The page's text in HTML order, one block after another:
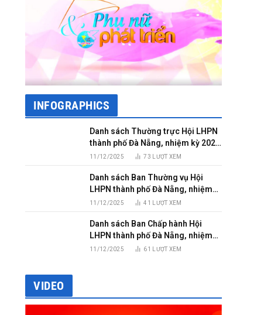
INFOGRAPHICS
Danh sách Thường trực Hội LHPN
thành phố Đà Nẵng, nhiệm kỳ 2025
– 2030
11/12/2025 73 LƯỢT XEM
Danh sách Ban Thường vụ Hội
LHPN thành phố Đà Nẵng, nhiệm
kỳ 2025 – 2030
11/12/2025 41 LƯỢT XEM
Danh sách Ban Chấp hành Hội
LHPN thành phố Đà Nẵng, nhiệm
kỳ 2025 – 2030
11/12/2025 61 LƯỢT XEM
VIDEO